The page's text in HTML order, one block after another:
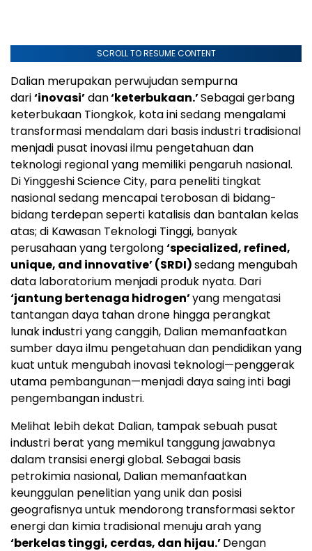
SCROLL TO RESUME CONTENT
Dalian merupakan perwujudan sempurna
dari‘inovasi’dan‘keterbukaan.’Sebagai gerbang
keterbukaan Tiongkok, kota ini sedang mengalami
transformasi mendalam dari basis industri tradisional
menjadi pusat inovasi ilmu pengetahuan dan
teknologi regional yang memiliki pengaruh nasional.
Di Yinggeshi Science City, para peneliti tingkat
nasional sedang mencapai terobosan di bidang-
bidang terdepan seperti katalisis dan bantalan kelas
atas; di Kawasan Teknologi Tinggi, banyak
perusahaan yang tergolong‘specialized, refined,
unique, and innovative’ (SRDI)sedang mengubah
data laboratorium menjadi produk nyata. Dari
‘jantung bertenaga hidrogen’yang mengatasi
tantangan daya tahan drone hingga perangkat
lunak industri yang canggih, Dalian memanfaatkan
sumber daya ilmu pengetahuan dan pendidikan yang
kuat untuk mengubah inovasi teknologi—penggerak
utama pembangunan—menjadi daya saing inti bagi
pengembangan industri.
Melihat lebih dekat Dalian, tampak sebuah pusat
industri berat yang memikul tanggung jawabnya
dalam transisi energi global. Sebagai basis
petrokimia nasional, Dalian memanfaatkan
keunggulan penelitian yang unik dan posisi
geografisnya untuk mendorong transformasi sektor
energi dan kimia tradisional menuju arah yang
‘berkelas tinggi, cerdas, dan hijau.’Dengan